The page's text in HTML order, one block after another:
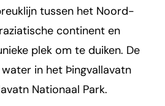
tussen het Noord-
continent en
plek om te duiken. De
in het Þingvallavatn
Nationaal Park.